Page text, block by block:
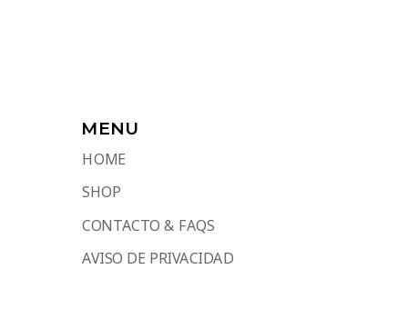
MENU
HOME
SHOP
CONTACTO & FAQS
AVISO DE PRIVACIDAD